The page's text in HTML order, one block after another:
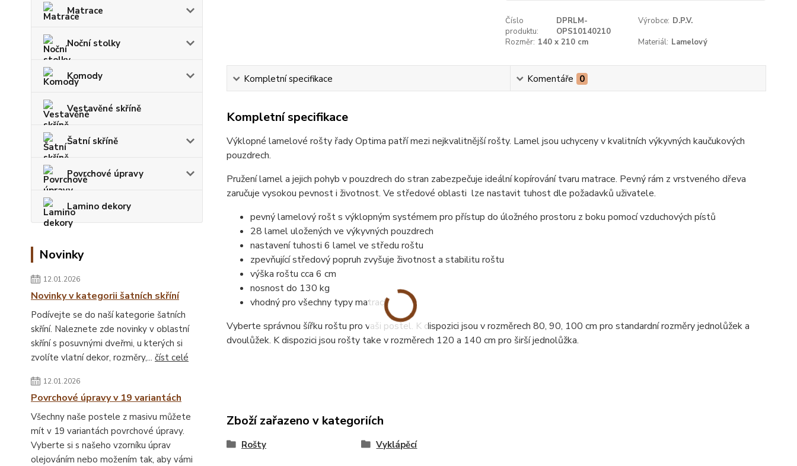
Matrace
Noční stolky
Komody
Vestavěné skříně
Šatní skříně
Povrchové úpravy
Lamino dekory
Novinky
12.01.2026
Novinky v kategorii šatních skříní
Podívejte se do naší kategorie šatních
skříní. Naleznete zde novinky v oblastní
skříní s posuvnými dveřmi, u kterých si
zvolíte vlatní dekor, rozměry,... číst celé
12.01.2026
Povrchové úpravy v 19 variantách
Všechny naše postele z masivu můžete
mít v 19 variantách povrchové úpravy.
Vyberte si s našeho vzorníku úprav
olejováním nebo možením tak, aby vámi
Číslo
produktu:
DPRLM-
OPS10140210
Výrobce: D.P.V.
Rozměr: 140 x 210 cm Materiál: Lamelový
Kompletní specifikace Komentáře 0
Kompletní specifikace
Výklopné lamelové rošty řady Optima patří mezi nejkvalitnější rošty. Lamel jsou uchyceny v kvalitních výkyvných kaučukových
pouzdrech.
Pružení lamel a jejich pohyb v pouzdrech do stran zabezpečuje ideální kopírování tvaru matrace. Pevný rám z vrstveného dřeva
zaručuje vysokou pevnost i životnost. Ve středové oblasti lze nastavit tuhost dle požadavků uživatele.
pevný lamelový rošt s výklopným systémem pro přístup do úložného prostoru z boku pomocí vzduchových pístů
28 lamel uložených ve výkyvných pouzdrech
nastavení tuhosti 6 lamel ve středu roštu
zpevňující středový popruh zvyšuje životnost a stabilitu roštu
výška roštu cca 6 cm
nosnost do 130 kg
vhodný pro všechny typy matrací
Vyberte správnou šířku roštu pro vaši postel. K dispozici jsou v rozměrech 80, 90, 100 cm pro standardní rozměry jednolůžek a
dvoulůžek. K dispozici jsou rošty take v rozměrech 120 a 140 cm pro širší jednolůžka.
Zboží zařazeno v kategoriích
Rošty Vyklápěcí